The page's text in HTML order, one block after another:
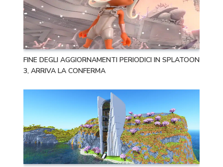
FINE DEGLI AGGIORNAMENTI PERIODICI IN SPLATOON
3, ARRIVA LA CONFERMA